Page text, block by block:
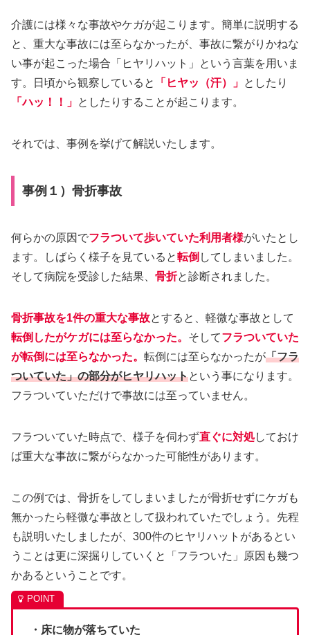
介護には様々な事故やケガが起こります。簡単に説明する
と、重大な事故には至らなかったが、事故に繋がりかねな
い事が起こった場合「ヒヤリハット」という言葉を用いま
す。日頃から観察していると
「ヒヤッ （汗） 」 としたり
「ハッ！！」 としたりすることが起こります。
それでは、事例を挙げて解説いたします。
事例１）骨折事故
何らかの原因でフラついて歩いていた利用者様がいたとし
ます。しばらく様子を見ていると転倒 してしまいました。
そして病院を受診した結果、 骨折と診断されました。
骨折事故を1件の重大な事故とすると、軽微な事故として
転倒したがケガには至らなかった。 そしてフラついていた
が転倒には至らなかった。 転倒には至らなかったが「フラ
ついていた」の部分がヒヤリハットという事になります。
フラついていただけで事故には至っていません。
フラついていた時点で、様子を伺わず直ぐに対処しておけ
ば重大な事故に繋がらなかった可能性があります。
この例では、骨折をしてしまいましたが骨折せずにケガも
無かったら軽微な事故として扱われていたでしょう。先程
も説明いたしましたが、300件のヒヤリハットがあるとい
うことは更に深掘りしていくと「フラついた」原因も幾つ
かあるということです。
・床に物が落ちていた